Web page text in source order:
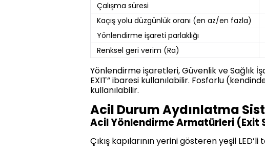
Çalışma süresi
Kaçış yolu düzgünlük oranı (en az/en fazla)
Yönlendirme işareti parlaklığı
Renksel geri verim (Ra)
Yönlendirme işaretleri, Güvenlik ve Sağlık
EXIT” ibaresi kullanılabilir. Fosforlu
kullanılabilir.
Acil Durum Aydınlatma
Acil Yönlendirme Armatürleri (Exit
Çıkış kapılarının yerini gösteren yeşil LED’li